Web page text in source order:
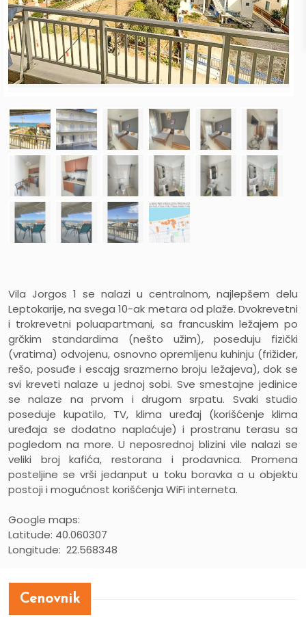
Vila Jorgos 1 se nalazi u centralnom, najlepšem delu
Leptokarije, na svega 10-ak metara od plaže. Dvokrevetni
i trokrevetni poluapartmani, sa francuskim ležajem po
grčkim standardima (nešto užim), poseduju fizički
(vratima) odvojenu, osnovno opremljenu kuhinju (frižider,
rešo, posuđe i escajg srazmerno broju ležajeva), dok se
svi kreveti nalaze u jednoj sobi. Sve smestajne jedinice
se nalaze na prvom i drugom srpatu. Svaki studio
poseduje kupatilo, TV, klima uređaj (korišćenje klima
uređaja se dodatno naplaćuje) i prostranu terasu sa
pogledom na more. U neposrednoj blizini vile nalazi se
veliki broj kafića, restorana i prodavnica. Promena
posteljine se vrši jedanput u toku boravka a u objektu
postoji i mogućnost korišćenja WiFi interneta.
Google maps:
Latitude: 40.060307
Longitude: 22.568348
Cenovnik